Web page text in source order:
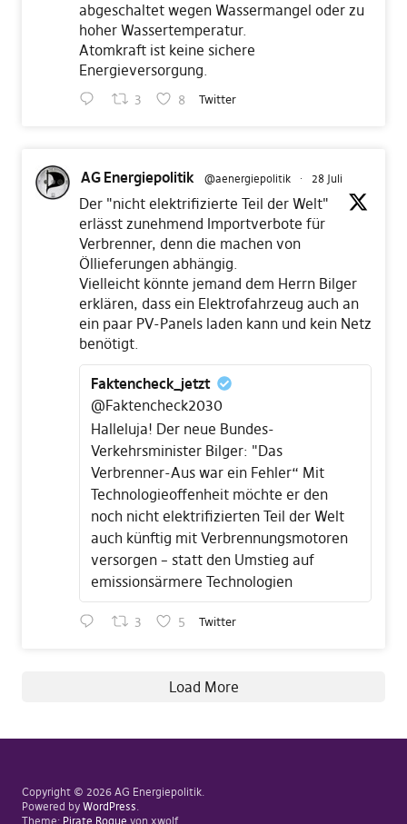
abgeschaltet wegen Wassermangel oder zu
hoher Wassertemperatur.
Atomkraft ist keine sichere
Energieversorgung.
3 8 Twitter
AG Energiepolitik @aenergiepolitik · 28 Juli
Der "nicht elektrifizierte Teil der Welt"
erlässt zunehmend Importverbote für
Verbrenner, denn die machen von
Öllieferungen abhängig.
Vielleicht könnte jemand dem Herrn Bilger
erklären, dass ein Elektrofahrzeug auch an
ein paar PV-Panels laden kann und kein Netz
benötigt.
Faktencheck_jetzt
@Faktencheck2030
Halleluja! Der neue Bundes-
Verkehrsminister Bilger: "Das
Verbrenner-Aus war ein Fehler“ Mit
Technologieoffenheit möchte er den
noch nicht elektrifizierten Teil der Welt
auch künftig mit Verbrennungsmotoren
versorgen – statt den Umstieg auf
emissionsärmere Technologien
3 5 Twitter
Load More
Copyright © 2026 AG Energiepolitik
Powered by WordPress
Theme: Pirate Rogue von xwolf